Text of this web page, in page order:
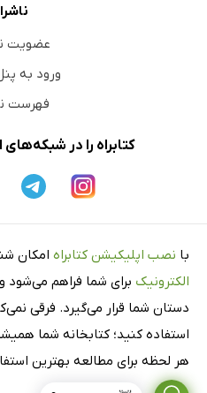
عضویت
ورود به
فهرست
کتابراه را در
با نصب اپلیکیشن کتابراه امکان
الکترونیک برای شما فراهم می‌شود
دستان شما قرار می‌گیرد. فرقی
استفاده کنید؛ کتابخانه شما
هر لحظه برای مطالعه بهترین